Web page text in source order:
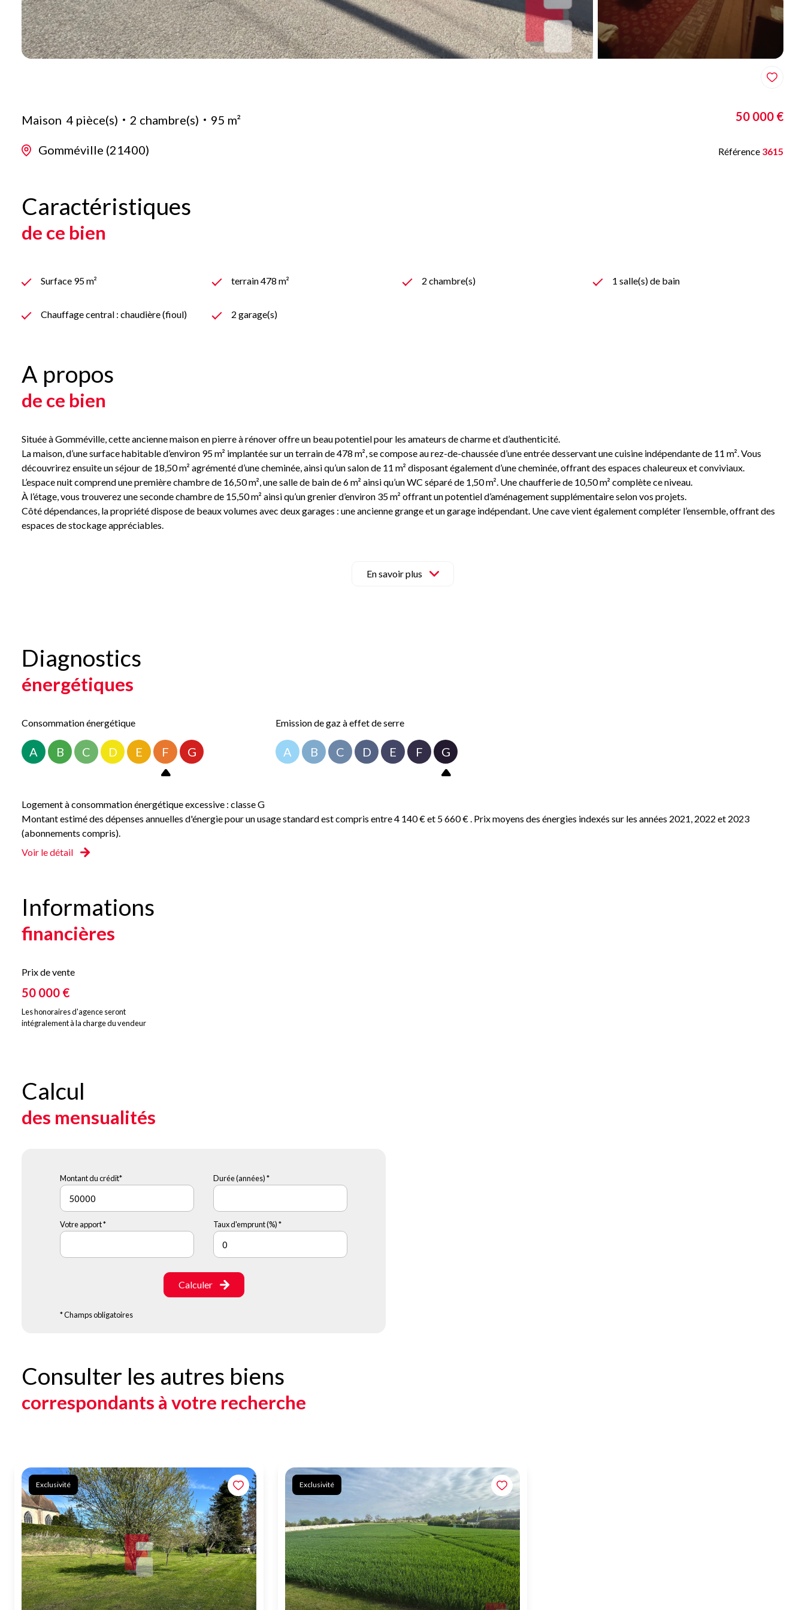
Maison 4 pièce(s) 2 chambre(s) 95 m²
Gomméville (21400)
50 000 €
Référence 3615
Caractéristiques
de ce bien
Surface 95 m² terrain 478 m² 2 chambre(s) 1 salle(s) de bain
Chauffage central : chaudière (fioul) 2 garage(s)
A propos
de ce bien
Située à Gomméville, cette ancienne maison en pierre à rénover offre un beau potentiel pour les amateurs de charme et d’authenticité.
La maison, d’une surface habitable d’environ 95 m² implantée sur un terrain de 478 m², se compose au rez-de-chaussée d’une entrée desservant une cuisine indépendante de 11 m². Vous
découvrirez ensuite un séjour de 18,50 m² agrémenté d’une cheminée, ainsi qu’un salon de 11 m² disposant également d’une cheminée, offrant des espaces chaleureux et conviviaux.
L’espace nuit comprend une première chambre de 16,50 m², une salle de bain de 6 m² ainsi qu’un WC séparé de 1,50 m². Une chaufferie de 10,50 m² complète ce niveau.
À l’étage, vous trouverez une seconde chambre de 15,50 m² ainsi qu’un grenier d’environ 35 m² offrant un potentiel d’aménagement supplémentaire selon vos projets.
Côté dépendances, la propriété dispose de beaux volumes avec deux garages : une ancienne grange et un garage indépendant. Une cave vient également compléter l’ensemble, offrant des
espaces de stockage appréciables.
Cette propriété séduira les acquéreurs à la recherche d’une maison de caractère avec de grands volumes, des dépendances et un environnement paisible, que ce soit pour une résidence
En savoir plus
Diagnostics
énergétiques
Consommation énergétique
A B C D E F G
Emission de gaz à effet de serre
A B C D E F G
Logement à consommation énergétique excessive : classe G
Montant estimé des dépenses annuelles d'énergie pour un usage standard est compris entre 4 140 € et 5 660 € . Prix moyens des énergies indexés sur les années 2021, 2022 et 2023
(abonnements compris).
Voir le détail
Informations
financières
Prix de vente
50 000 €
Les honoraires d'agence seront
intégralement à la charge du vendeur
Calcul
des mensualités
Montant du crédit* Durée (années) *
Votre apport * Taux d'emprunt (%) *
Calculer
* Champs obligatoires
Consulter les autres biens
correspondants à votre recherche
Exclusivité Exclusivité